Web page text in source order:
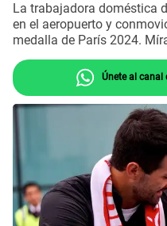
La trabajadora doméstica
en el aeropuerto y
medalla de París 2024.
Únete al canal